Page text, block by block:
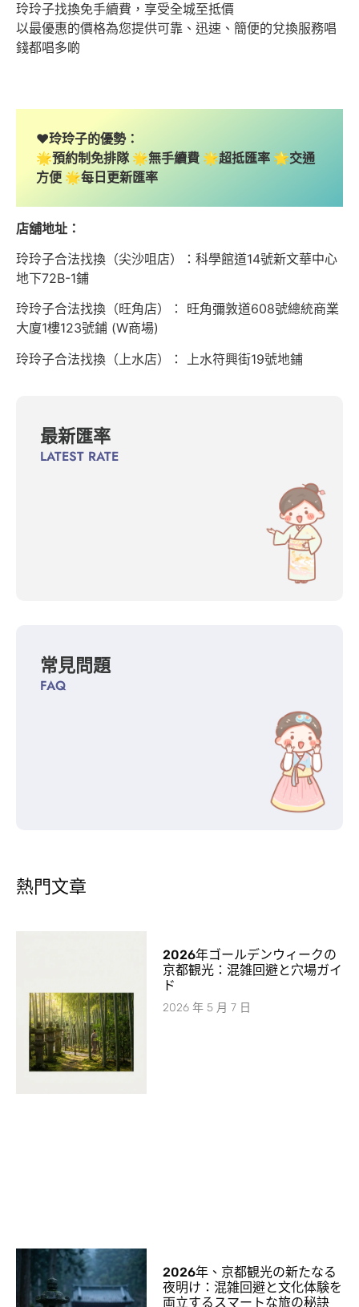
玲玲子找換免手續費，享受全城至抵價
以最優惠的價格為您提供可靠、迅速、簡便的兌換服務唱
錢都唱多啲
❤️玲玲子的優勢：
🌟預約制免排隊 🌟無手續費 🌟超抵匯率 🌟交通
方便 🌟每日更新匯率
店舖地址：
玲玲子合法找換（尖沙咀店）：科學館道14號新文華中心
地下72B-1鋪
玲玲子合法找換（旺角店）： 旺角彌敦道608號總統商業
大廈1樓123號鋪 (W商場)
玲玲子合法找換（上水店）： 上水符興街19號地鋪
最新匯率
LATEST RATE
常見問題
FAQ
熱門文章
2026年ゴールデンウィークの
京都観光：混雑回避と穴場ガイ
ド
2026 年 5 月 7 日
2026年、京都観光の新たなる
夜明け：混雑回避と文化体験を
両立するスマートな旅の秘訣